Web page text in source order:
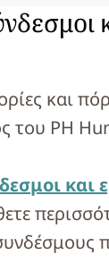
και
του PH
και